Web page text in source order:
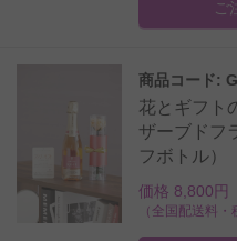
ご
商品コード:
花とギフト
ザーブドフ
フボトル）
価格 8,800円
（全国配送料